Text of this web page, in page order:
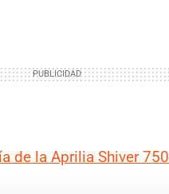
de la Aprilia Shiver 750